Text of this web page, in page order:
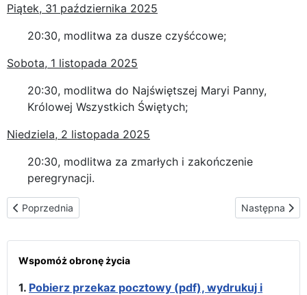
Piątek, 31 października 2025
20:30, modlitwa za dusze czyśćcowe;
Sobota, 1 listopada 2025
20:30, modlitwa do Najświętszej Maryi Panny,
Królowej Wszystkich Świętych;
Niedziela, 2 listopada 2025
20:30, modlitwa za zmarłych i zakończenie
peregrynacji.
Poprzednia strona: Trasa peregrynacji w Chorwacji
Poprzednia Następna
Następna
Wspomóż obronę życia
1. Pobierz przekaz pocztowy (pdf), wydrukuj i